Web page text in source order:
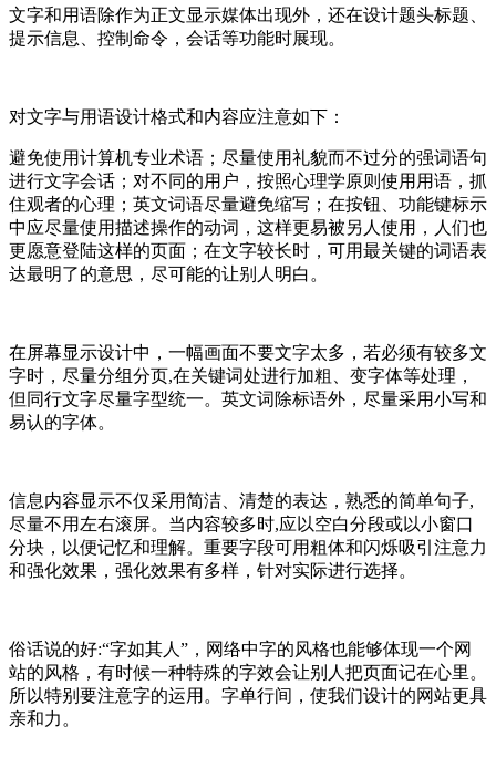
文字和用语除作为正文显示媒体出现外，还在设计题头标题、
提示信息、控制命令，会话等功能时展现。
对文字与用语设计格式和内容应注意如下：
避免使用计算机专业术语；尽量使用礼貌而不过分的强词语句
进行文字会话；对不同的用户，按照心理学原则使用用语，抓
住观者的心理；英文词语尽量避免缩写；在按钮、功能键标示
中应尽量使用描述操作的动词，这样更易被另人使用，人们也
更愿意登陆这样的页面；在文字较长时，可用最关键的词语表
达最明了的意思，尽可能的让别人明白。
在屏幕显示设计中，一幅画面不要文字太多，若必须有较多文
字时，尽量分组分页,在关键词处进行加粗、变字体等处理，
但同行文字尽量字型统一。英文词除标语外，尽量采用小写和
易认的字体。
信息内容显示不仅采用简洁、清楚的表达，熟悉的简单句子,
尽量不用左右滚屏。当内容较多时,应以空白分段或以小窗口
分块，以便记忆和理解。重要字段可用粗体和闪烁吸引注意力
和强化效果，强化效果有多样，针对实际进行选择。
俗话说的好:“字如其人”，网络中字的风格也能够体现一个网
站的风格，有时候一种特殊的字效会让别人把页面记在心里。
所以特别要注意字的运用。字单行间，使我们设计的网站更具
亲和力。